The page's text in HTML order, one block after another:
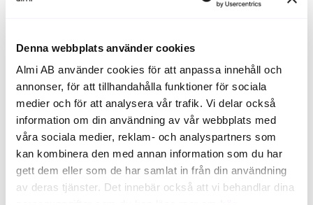
Denna webbplats använder cookies
Almi AB använder cookies för att anpassa innehåll och
annonser, för att tillhandahålla funktioner för sociala
medier och för att analysera vår trafik. Vi delar också
information om din användning av vår webbplats med
våra sociala medier, reklam- och analyspartners som
kan kombinera den med annan information som du har
gett dem eller som de har samlat in från din användning
av deras tjänster. Det innebär också att vi behandlar dina
Din Bildemontering
Från flykting till framgångsrik entreprenör.
När Marah Esmaeil kom till Sverige som
artonåring var framtiden oviss. Tio år
senare är hon en prisbelönt entreprenör
och driver ett blomstrande familjeföretag.
- Kapital är avgörande. Utan Almi hade
det tagit mycket längre tid att etablera